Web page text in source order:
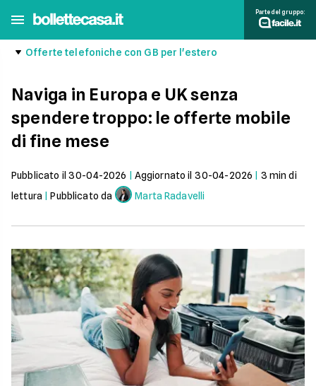
Parte del gruppo:
Offerte telefoniche con GB per l'estero
Naviga in Europa e UK senza
spendere troppo: le offerte mobile
di fine mese
Pubblicato il 30-04-2026 Aggiornato il 30-04-2026 3 min di
lettura |Pubblicato da Marta Radavelli